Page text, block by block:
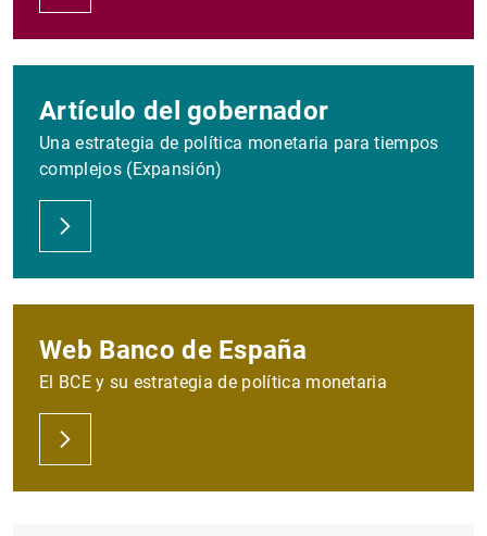
Artículo del gobernador
Una estrategia de política monetaria para tiempos
complejos (Expansión)
Web Banco de España
El BCE y su estrategia de política monetaria